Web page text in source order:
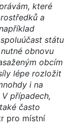
které
a
státu
obnovu
obcím
lépe rozložit
i na
případech,
často
pro místní